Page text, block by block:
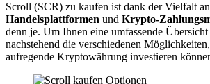
Scroll (SCR) zu kaufen ist dank der Vielfalt
Handelsplattformen und Krypto-
denn je. Um Ihnen eine umfassende
nachstehend die verschiedenen
aufregende Kryptowährung investieren